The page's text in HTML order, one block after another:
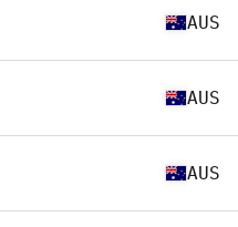
AUS
AUS
AUS